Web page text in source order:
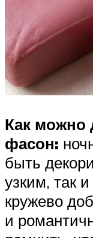
Как можно
фасон:
быть
узким, так
кружево
и